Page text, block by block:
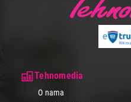
Tehnomedia
O nama